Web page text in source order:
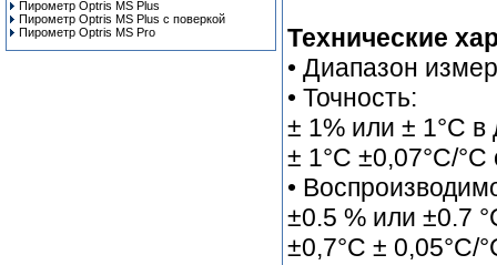
Пирометр Optris MS Plus
Пирометр Optris MS Plus с поверкой
Пирометр Optris MS Pro
Технические
• Диапазон
• Точность:
± 1% или ± 1°C в
± 1°С ±0,07°С/°С
•
±0.5 % или ±0.7
±0,7°С ± 0,05°С/